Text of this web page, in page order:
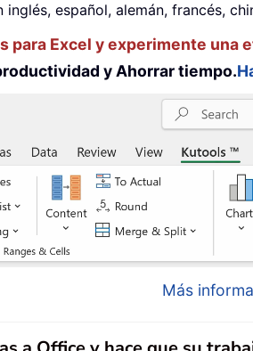
español, alemán, francés,
para Excel y experimente una
y Ahorrar tiempo.
Más